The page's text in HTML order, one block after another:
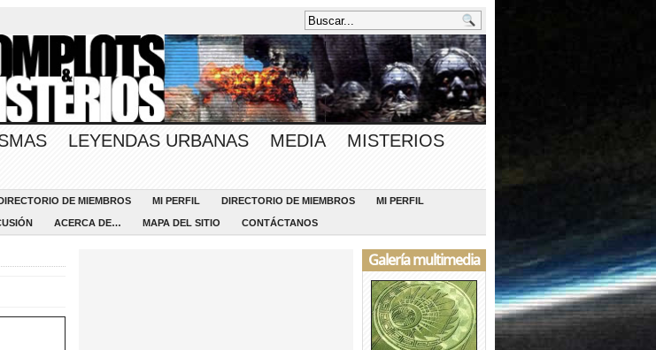
LEYENDAS URBANAS MEDIA
MISTERIOS
DE MIEMBROS MI PERFIL DIRECTORIO DE MIEMBROS MI PERFIL
ACERCA DE… MAPA DEL SITIO CONTÁCTANOS
Galería multimedia